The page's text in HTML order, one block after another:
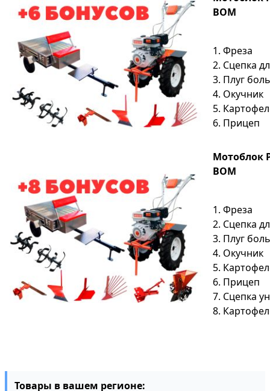
ВОМ
1. Фреза
2. Сцепка
3. Плуг
4. Окучник
5.
6. Прицеп
Мотоблок
ВОМ
1. Фреза
2. Сцепка
3. Плуг
4. Окучник
5.
6. Прицеп
7. Сцепка
8.
Товары в вашем регионе: